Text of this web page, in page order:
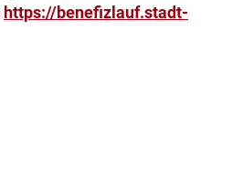
https://benefizlauf.stadt-